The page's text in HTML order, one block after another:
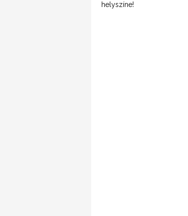
helyszíne!